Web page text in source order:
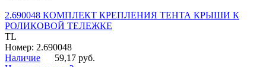
2.690048 КОМПЛЕКТ КРЕПЛЕНИЯ ТЕНТА КРЫШИ К
РОЛИКОВОЙ ТЕЛЕЖКЕ
TL
Номер: 2.690048
Наличие
59,17 руб.